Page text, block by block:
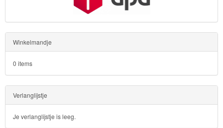
het
prinsesje
Barbie
Bob
de
bouwer
Winkelmandje
0 items
Verlanglijstje
Je verlanglijstje is leeg.